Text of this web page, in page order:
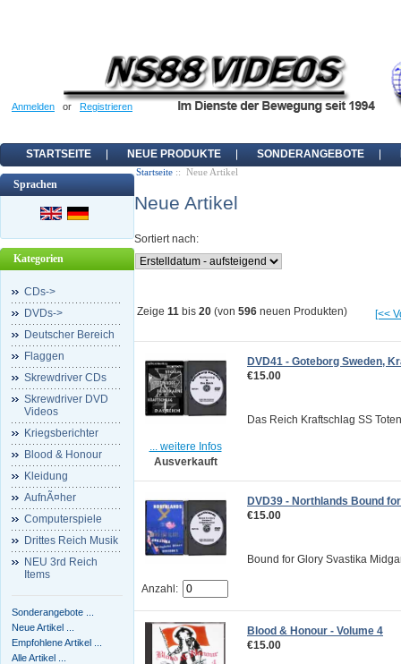
Anmelden or Registrieren
STARTSEITE NEUE PRODUKTE SONDERANGEBOTE
Sprachen
Kategorien
CDs->
DVDs->
Deutscher Bereich
Flaggen
Skrewdriver CDs
Skrewdriver DVD
Videos
Kriegsberichter
Blood & Honour
Kleidung
AufnÃ¤her
Computerspiele
Drittes Reich Musik
NEU 3rd Reich
Items
Sonderangebote ...
Neue Artikel ...
Empfohlene Artikel ...
Alle Artikel ...
Startseite :: Neue Artikel
Neue Artikel
Sortiert nach:
Zeige 11 bis 20 (von 596 neuen Produkten) [<<
... weitere Infos
Ausverkauft
DVD41 - Goteborg Sweden,
€15.00
Das Reich Kraftschlag SS
Anzahl:
DVD39 - Northlands Bound
€15.00
Bound for Glory Svastika
Blood & Honour - Volume 4
€15.00